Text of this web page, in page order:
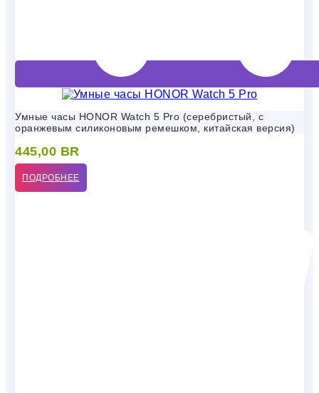
Умные часы HONOR Watch 5 Pro (серебристый, с
оранжевым силиконовым ремешком, китайская версия)
445,00 BR
ПОДРОБНЕЕ